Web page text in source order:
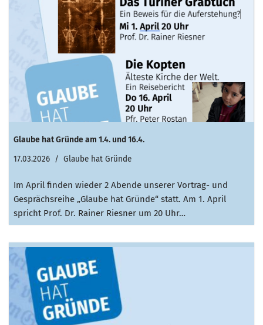
Glaube hat Gründe am 1.4. und 16.4.
17.03.2026
Glaube hat Gründe
Im April finden wieder 2 Abende unserer Vortrag- und
Gesprächsreihe „Glaube hat Gründe“ statt. Am 1. April
spricht Prof. Dr. Rainer Riesner um 20 Uhr…